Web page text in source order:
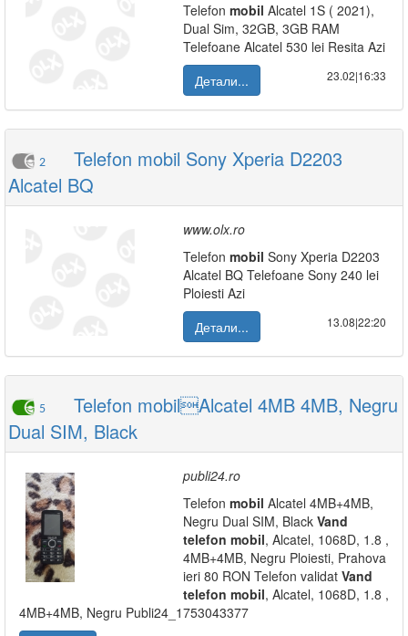
Telefon mobil Alcatel 1S ( 2021),
Dual Sim, 32GB, 3GB RAM
Telefoane Alcatel 530 lei Resita Azi
Детали...
23.02|16:33
2
Telefon mobil Sony Xperia D2203
Alcatel BQ
www.olx.ro
Telefon mobil Sony Xperia D2203
Alcatel BQ Telefoane Sony 240 lei
Ploiesti Azi
Детали...
13.08|22:20
5
Telefon mobilAlcatel 4MB 4MB, Negru
Dual SIM, Black
publi24.ro
Telefon mobil Alcatel 4MB+4MB,
Negru Dual SIM, Black Vand
telefon mobil, Alcatel, 1068D, 1.8 ,
4MB+4MB, Negru Ploiesti, Prahova
ieri 80 RON Telefon validat Vand
telefon mobil, Alcatel, 1068D, 1.8 ,
4MB+4MB, Negru Publi24_1753043377